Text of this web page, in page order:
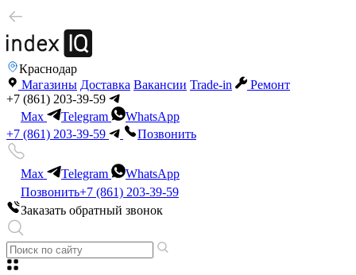
Краснодар
Магазины Доставка Вакансии Trade-in
Ремонт
+7 (861) 203-39-59
Max
Telegram
WhatsApp
+7 (861) 203-39-59
Позвонить
Max Telegram
WhatsApp
Позвонить+7 (861) 203-39-59
Заказать обратный звонок